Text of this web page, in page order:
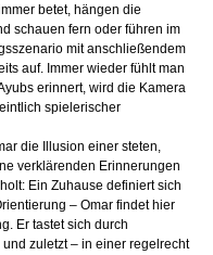
betet, hängen die
schauen fern oder führen im
mit anschließendem
auf. Immer wieder fühlt man
erinnert, wird die Kamera
spielerischer
die Illusion einer steten,
verklärenden Erinnerungen
Ein Zuhause definiert sich
– Omar findet hier
Er tastet sich durch
zuletzt – in einer regelrecht